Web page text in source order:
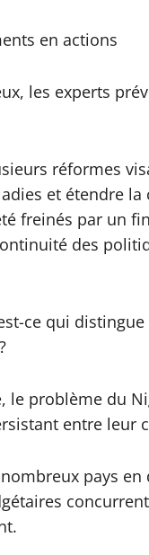
en actions
les experts
réformes
et étendre
freinés par un
des
ce qui
le problème du
entre
pays